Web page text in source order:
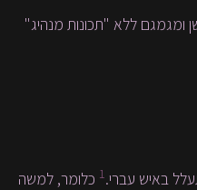
ומגמגם ללא "תכונות מנהיג"
באיש עברי.1 כלומר, למשה